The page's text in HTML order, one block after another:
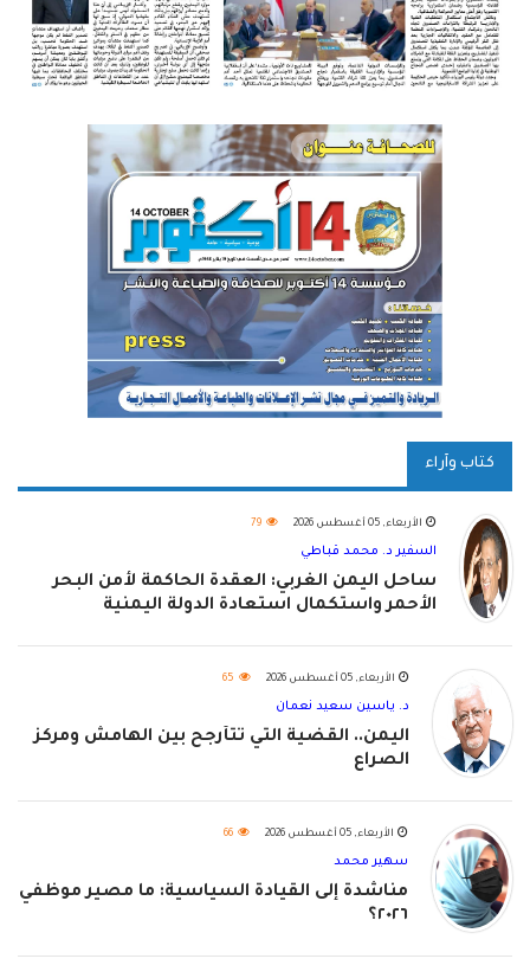
كتاب وآراء
الأربعاء, 05 أغسطس 2026 79
السفير د. محمد قباطي
ساحل اليمن الغربي: العقدة الحاكمة لأمن البحر
الأحمر واستكمال استعادة الدولة اليمنية
الأربعاء, 05 أغسطس 2026 65
د. ياسين سعيد نعمان
اليمن.. القضية التي تتأرجح بين الهامش ومركز
الصراع
الأربعاء, 05 أغسطس 2026 66
سهير محمد
مناشدة إلى القيادة السياسية: ما مصير موظفي
٢٠٢٦؟